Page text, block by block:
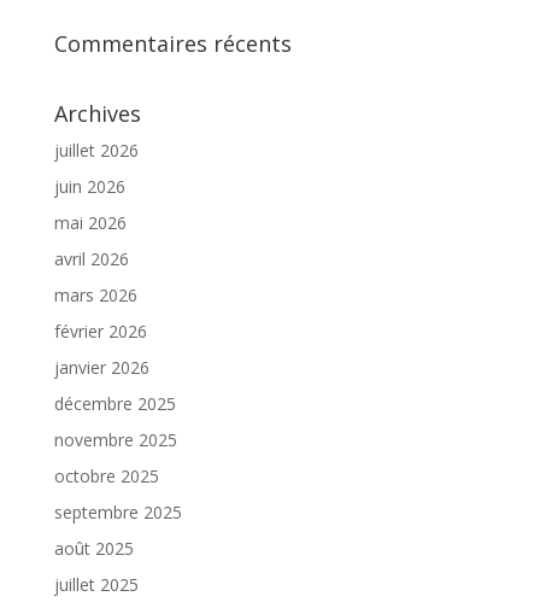
Commentaires récents
Archives
juillet 2026
juin 2026
mai 2026
avril 2026
mars 2026
février 2026
janvier 2026
décembre 2025
novembre 2025
octobre 2025
septembre 2025
août 2025
juillet 2025